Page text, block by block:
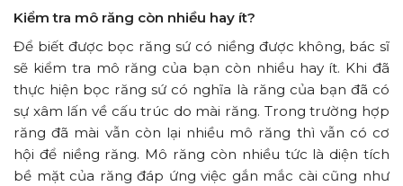
Kiểm tra mô răng còn nhiều hay ít?
Để biết được bọc răng sứ có niềng được không, bác sĩ
sẽ kiểm tra mô răng của bạn còn nhiều hay ít. Khi đã
thực hiện bọc răng sứ có nghĩa là răng của bạn đã có
sự xâm lấn về cấu trúc do mài răng. Trong trường hợp
răng đã mài vẫn còn lại nhiều mô răng thì vẫn có cơ
hội để niềng răng. Mô răng còn nhiều tức là diện tích
bề mặt của răng đáp ứng việc gắn mắc cài cũng như